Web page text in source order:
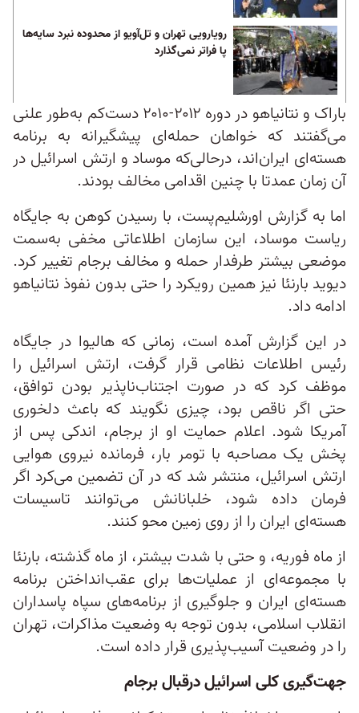
رویارویی تهران و تل‌آویو از محدوده نبرد سایه‌ها
پا فراتر نمی‌گذارد
باراک و نتانیاهو در دوره ۲۰۱۲-۲۰۱۰ دست‌کم به‌طور علنی
می‌گفتند که خواهان حمله‌ای پیشگیرانه به برنامه
هسته‌ای ایران‌اند، درحالی‌که موساد و ارتش اسرائیل در
آن زمان عمدتا با چنین اقدامی مخالف بودند.
اما به گزارش اورشلیم‌پست، با رسیدن کوهن به جایگاه
ریاست موساد، این سازمان اطلاعاتی مخفی به‌سمت
موضعی بیشتر طرفدار حمله و مخالف برجام تغییر کرد.
دیوید بارنئا نیز همین رویکرد را حتی بدون نفوذ نتانیاهو
ادامه داد.
در این گزارش آمده است، زمانی که هالیوا در جایگاه
رئیس اطلاعات نظامی قرار گرفت، ارتش اسرائیل را
موظف کرد که در صورت اجتناب‌ناپذیر بودن توافق،
حتی اگر ناقص بود، چیزی نگویند که باعث دلخوری
آمریکا شود. اعلام حمایت او از برجام، اندکی پس از
پخش یک مصاحبه با تومر بار، فرمانده نیروی هوایی
ارتش اسرائیل، منتشر شد که در آن تضمین می‌کرد اگر
فرمان داده شود، خلبانانش می‌توانند تاسیسات
هسته‌ای ایران را از روی زمین محو کنند.
از ماه فوریه، و حتی با شدت بیشتر، از ماه گذشته، بارنئا
با مجموعه‌ای از عملیات‌ها برای عقب‌انداختن برنامه
هسته‌ای ایران و جلوگیری از برنامه‌های سپاه پاسداران
انقلاب اسلامی، بدون توجه به وضعیت مذاکرات، تهران
را در وضعیت آسیب‌پذیری قرار داده است.
جهت‌گیری کلی اسرائیل درقبال برجام